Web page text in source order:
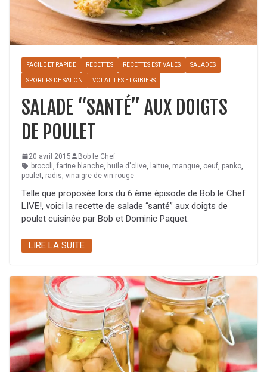
FACILE ET RAPIDE RECETTES RECETTES ESTIVALES SALADES
SPORTIFS DE SALON VOLAILLES ET GIBIERS
SALADE “SANTÉ” AUX DOIGTS
DE POULET
20 avril 2015
Bob le Chef
brocoli, farine blanche, huile d'olive, laitue, mangue, oeuf, panko,
poulet, radis, vinaigre de vin rouge
Telle que proposée lors du 6 ème épisode de Bob le Chef
LIVE!, voici la recette de salade “santé” aux doigts de
poulet cuisinée par Bob et Dominic Paquet.
LIRE LA SUITE